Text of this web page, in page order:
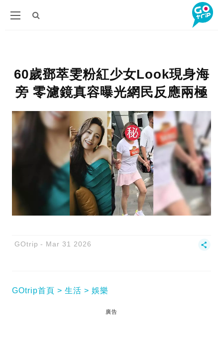
60歲鄧萃雯粉紅少女Look現身海
旁 零濾鏡真容曝光網民反應兩極
GOtrip Mar 31 2026
GOtrip首頁 生活 娛樂
廣告